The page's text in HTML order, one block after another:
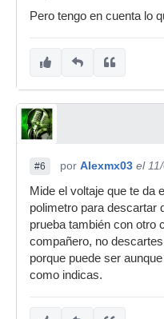
Pero tengo en cuenta lo
#6 por Alexmx03 el
Mide el voltaje que te da
polimetro para descartar
prueba también con otro
compañero, no
porque puede ser
como indicas.